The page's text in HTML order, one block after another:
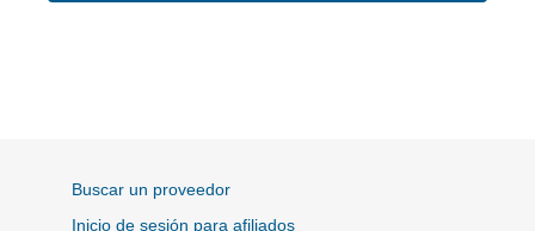
Buscar un proveedor
Inicio de sesión para afiliados